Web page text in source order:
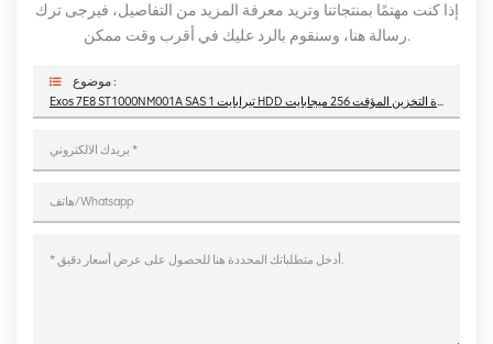
إذا كنت مهتمًا بمنتجاتنا وتريد معرفة المزيد من التفاصيل، فيرجى ترك
رسالة هنا، وسنقوم بالرد عليك في أقرب وقت ممكن.
موضوع :
Exos 7E8 ST1000NM001A SAS 1 تيرابايت HDD محركات الأقراص الصلبة 7200 دورة في الدقيقة ذاكرة التخزين المؤقت 256 ميجابايت